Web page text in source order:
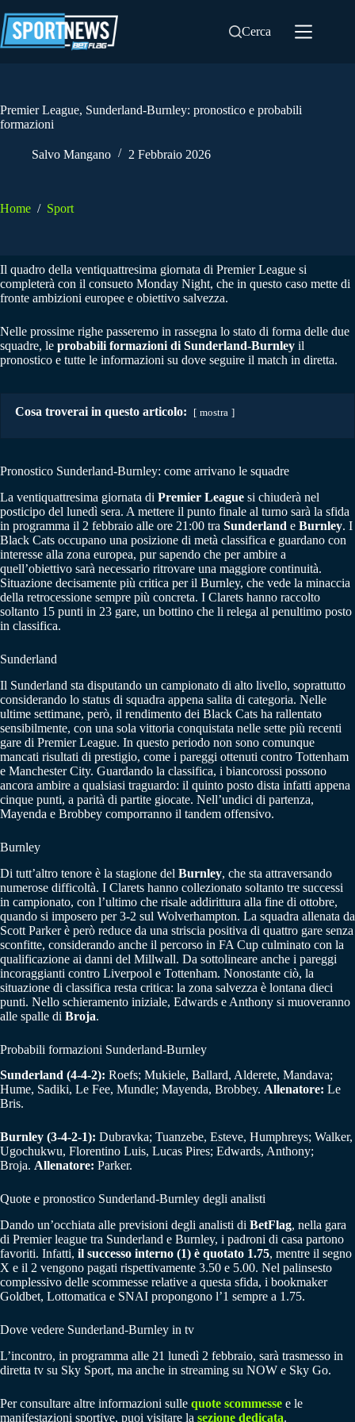
al
contenuto
Cerca
Premier League, Sunderland-Burnley: pronostico e probabili
formazioni
Salvo Mangano 2 Febbraio 2026
Home / Sport
Il quadro della ventiquattresima giornata di Premier League si
completerà con il consueto Monday Night, che in questo caso mette di
fronte ambizioni europee e obiettivo salvezza.
Nelle prossime righe passeremo in rassegna lo stato di forma delle due
squadre, le probabili formazioni di Sunderland-Burnley il
pronostico e tutte le informazioni su dove seguire il match in diretta.
Cosa troverai in questo articolo: mostra
Pronostico Sunderland-Burnley: come arrivano le squadre
La ventiquattresima giornata di Premier League si chiuderà nel
posticipo del lunedì sera. A mettere il punto finale al turno sarà la sfida
in programma il 2 febbraio alle ore 21:00 tra Sunderland e Burnley. I
Black Cats occupano una posizione di metà classifica e guardano con
interesse alla zona europea, pur sapendo che per ambire a
quell’obiettivo sarà necessario ritrovare una maggiore continuità.
Situazione decisamente più critica per il Burnley, che vede la minaccia
della retrocessione sempre più concreta. I Clarets hanno raccolto
soltanto 15 punti in 23 gare, un bottino che li relega al penultimo posto
in classifica.
Sunderland
Il Sunderland sta disputando un campionato di alto livello, soprattutto
considerando lo status di squadra appena salita di categoria. Nelle
ultime settimane, però, il rendimento dei Black Cats ha rallentato
sensibilmente, con una sola vittoria conquistata nelle sette più recenti
gare di Premier League. In questo periodo non sono comunque
mancati risultati di prestigio, come i pareggi ottenuti contro Tottenham
e Manchester City. Guardando la classifica, i biancorossi possono
ancora ambire a qualsiasi traguardo: il quinto posto dista infatti appena
cinque punti, a parità di partite giocate. Nell’undici di partenza,
Mayenda e Brobbey comporranno il tandem offensivo.
Burnley
Di tutt’altro tenore è la stagione del Burnley, che sta attraversando
numerose difficoltà. I Clarets hanno collezionato soltanto tre successi
in campionato, con l’ultimo che risale addirittura alla fine di ottobre,
quando si imposero per 3-2 sul Wolverhampton. La squadra allenata da
Scott Parker è però reduce da una striscia positiva di quattro gare senza
sconfitte, considerando anche il percorso in FA Cup culminato con la
qualificazione ai danni del Millwall. Da sottolineare anche i pareggi
incoraggianti contro Liverpool e Tottenham. Nonostante ciò, la
situazione di classifica resta critica: la zona salvezza è lontana dieci
punti. Nello schieramento iniziale, Edwards e Anthony si muoveranno
alle spalle di Broja.
Probabili formazioni Sunderland-Burnley
Sunderland (4-4-2): Roefs; Mukiele, Ballard, Alderete, Mandava;
Hume, Sadiki, Le Fee, Mundle; Mayenda, Brobbey. Allenatore: Le
Bris.
Burnley (3-4-2-1): Dubravka; Tuanzebe, Esteve, Humphreys; Walker,
Ugochukwu, Florentino Luis, Lucas Pires; Edwards, Anthony;
Broja. Allenatore: Parker.
Quote e pronostico Sunderland-Burnley degli analisti
Dando un’occhiata alle previsioni degli analisti di BetFlag, nella gara
di Premier league tra Sunderland e Burnley, i padroni di casa partono
favoriti. Infatti, il successo interno (1) è quotato 1.75, mentre il segno
X e il 2 vengono pagati rispettivamente 3.50 e 5.00. Nel palinsesto
complessivo delle scommesse relative a questa sfida, i bookmaker
Goldbet, Lottomatica e SNAI propongono l’1 sempre a 1.75.
Dove vedere Sunderland-Burnley in tv
L’incontro, in programma alle 21 lunedì 2 febbraio, sarà trasmesso in
diretta tv su Sky Sport, ma anche in streaming su NOW e Sky Go.
Per consultare altre informazioni sulle quote scommesse e le
manifestazioni sportive, puoi visitare la sezione dedicata.